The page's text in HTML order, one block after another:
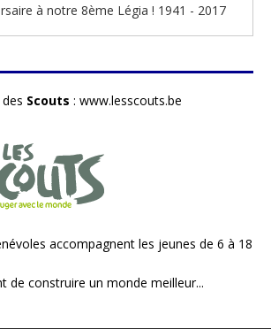
à notre 8ème Légia ! 1941 - 2017
Scouts : www.lesscouts.be
accompagnent les jeunes de 6 à 18
de construire un monde meilleur...